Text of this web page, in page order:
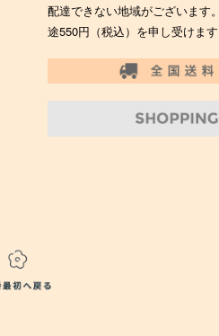
配達できない地域がございます
途550円（税込）を申し受けま